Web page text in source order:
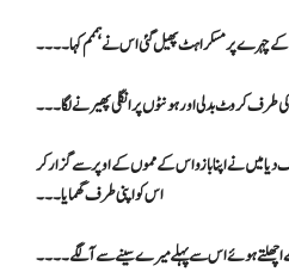
چہرے پر مسکراہٹ پھیل گئی اس نے ہممم کہا۔۔۔۔
طرف کروٹ بدلی اور ہونٹوں پر انگلی پھیرنے لگا۔۔۔
دیا میں نے اپنا بازو اس کے مموں کے اوپر سے گزار کر
اس کو اپنی طرف گھمایا۔۔۔
اچھلتے ہوئے اس سے پہلے میرے سینے سے آ لگے۔۔۔۔